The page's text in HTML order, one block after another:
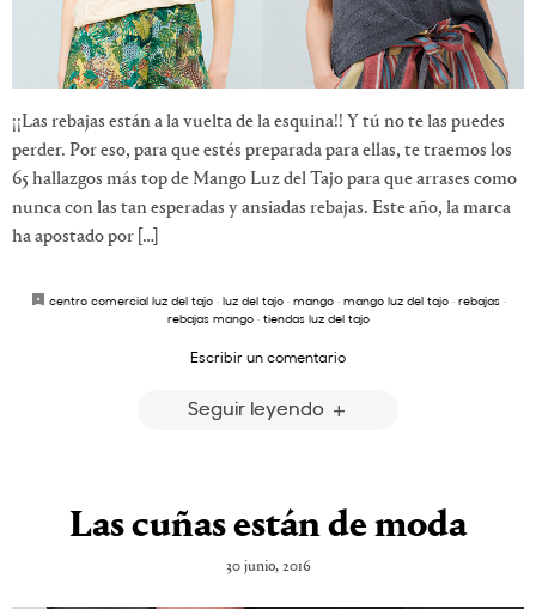
¡¡Las rebajas están a la vuelta de la esquina!! Y tú no te las puedes
perder. Por eso, para que estés preparada para ellas, te traemos los
65 hallazgos más top de Mango Luz del Tajo para que arrases como
nunca con las tan esperadas y ansiadas rebajas. Este año, la marca
ha apostado por […]
centro comercial luz del tajo· luz del tajo· mango· mango luz del tajo· rebajas·
rebajas mango· tiendas luz del tajo
Escribir un comentario
Seguir leyendo
Las cuñas están de moda
30 junio, 2016